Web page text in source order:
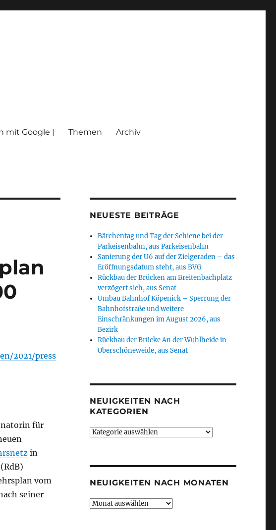
mit Google | Themen Archiv
2021/press
für
in
vom
seiner
NEUESTE BEITRÄGE
Bärchentag und Tag der Schiene bei der
Parkeisenbahn, aus Parkeisenbahn
Sanierung der U6 auf der Zielgeraden – das
Eröffnungsdatum steht, aus BVG
Rückbau der Brücken am Breitenbachplatz
verzögert sich, aus Senat
Umbau Bahnhof Köpenick – Sperrung der
Bahnhofstraße und weitere
Einschränkungen im August 2026, aus
Bezirk
Rückbau der Brücke An der Wuhlheide in
Oberschöneweide, aus Senat
NEUIGKEITEN NACH
KATEGORIEN
Neuigkeiten
NEUIGKEITEN NACH MONATEN
Neuigkeiten